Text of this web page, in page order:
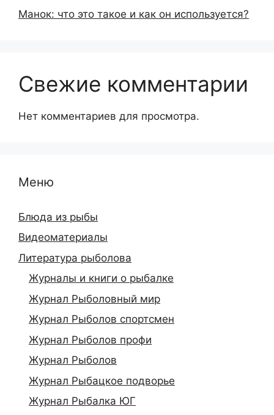
Манок: что это такое и как он используется?
Свежие комментарии
Нет комментариев для просмотра.
Меню
Блюда из рыбы
Видеоматериалы
Литература рыболова
Журналы и книги о рыбалке
Журнал Рыболовный мир
Журнал Рыболов спортсмен
Журнал Рыболов профи
Журнал Рыболов
Журнал Рыбацкое подворье
Журнал Рыбалка ЮГ